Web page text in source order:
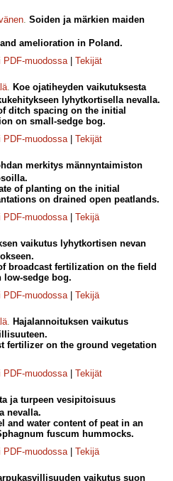
. Soiden ja märkien maiden
amelioration in Poland.
PDF-muodossa| Tekijät
. Koe ojatiheyden vaikutuksesta
lyhytkortisella nevalla.
ditch spacing on the initial
on small-sedge bog.
PDF-muodossa| Tekijät
merkitys männyntaimiston
of planting on the initial
on drained open peatlands.
PDF-muodossa| Tekijä
vaikutus lyhytkortisen nevan
broadcast fertilization on the field
low-sedge bog.
PDF-muodossa| Tekijä
. Hajalannoituksen vaikutus
fertilizer on the ground vegetation
PDF-muodossa| Tekijät
ja turpeen vesipitoisuus
nevalla.
and water content of peat in an
fuscum hummocks.
PDF-muodossa| Tekijä
vaikutus suon